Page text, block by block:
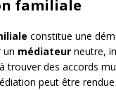
familiale
constitue une
un médiateur neutre,
trouver des accords
peut être